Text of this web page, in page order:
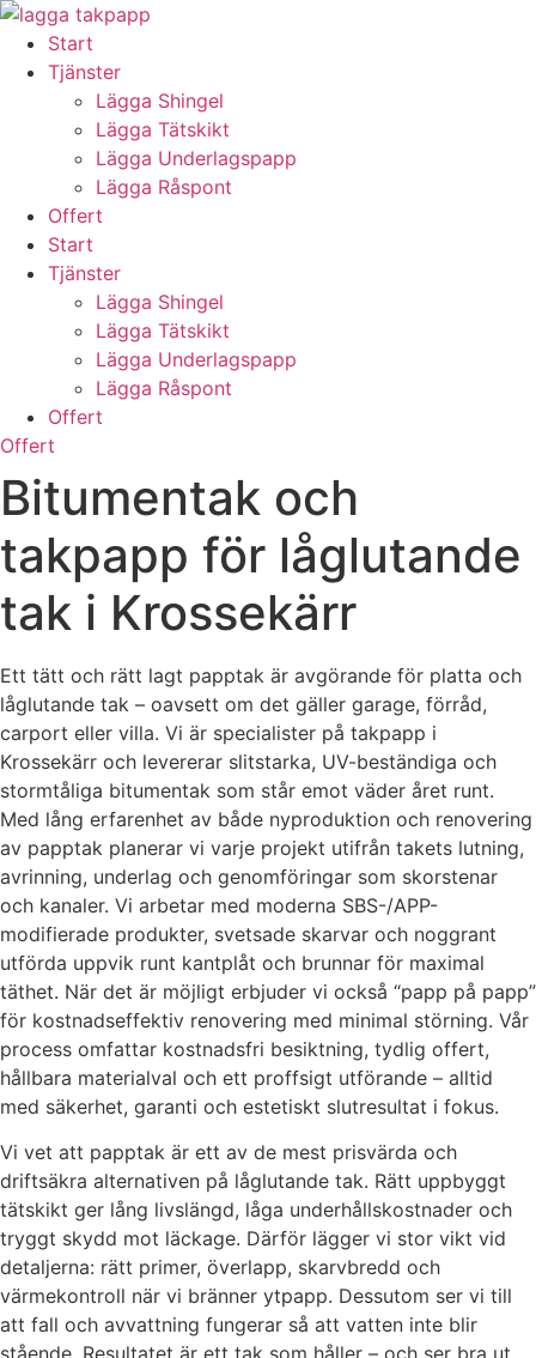
Skip
content
Start
Tjänster
Lägga Shingel
Lägga Tätskikt
Lägga Underlagspapp
Lägga Råspont
Offert
Start
Tjänster
Lägga Shingel
Lägga Tätskikt
Lägga Underlagspapp
Lägga Råspont
Offert
Offert
Bitumentak och
takpapp för låglutande
tak i Krossekärr
Ett tätt och rätt lagt papptak är avgörande för platta och
låglutande tak – oavsett om det gäller garage, förråd,
carport eller villa. Vi är specialister på takpapp i
Krossekärr och levererar slitstarka, UV-beständiga och
stormtåliga bitumentak som står emot väder året runt.
Med lång erfarenhet av både nyproduktion och renovering
av papptak planerar vi varje projekt utifrån takets lutning,
avrinning, underlag och genomföringar som skorstenar
och kanaler. Vi arbetar med moderna SBS-/APP-
modifierade produkter, svetsade skarvar och noggrant
utförda uppvik runt kantplåt och brunnar för maximal
täthet. När det är möjligt erbjuder vi också “papp på papp”
för kostnadseffektiv renovering med minimal störning. Vår
process omfattar kostnadsfri besiktning, tydlig offert,
hållbara materialval och ett proffsigt utförande – alltid
med säkerhet, garanti och estetiskt slutresultat i fokus.
Vi vet att papptak är ett av de mest prisvärda och
driftsäkra alternativen på låglutande tak. Rätt uppbyggt
tätskikt ger lång livslängd, låga underhållskostnader och
tryggt skydd mot läckage. Därför lägger vi stor vikt vid
detaljerna: rätt primer, överlapp, skarvbredd och
värmekontroll när vi bränner ytpapp. Dessutom ser vi till
att fall och avvattning fungerar så att vatten inte blir